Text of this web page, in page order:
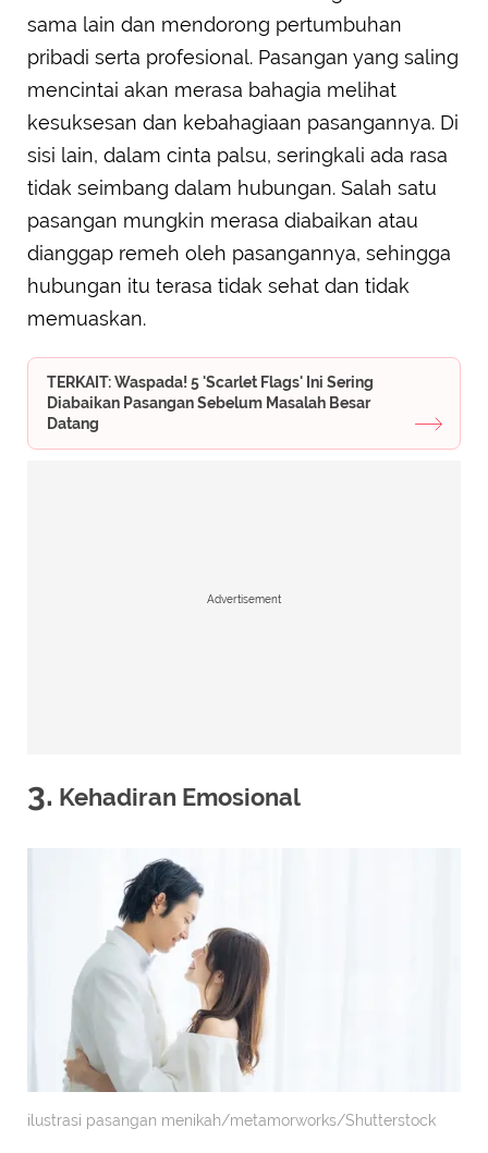
sama lain dan mendorong pertumbuhan
pribadi serta profesional. Pasangan yang saling
mencintai akan merasa bahagia melihat
kesuksesan dan kebahagiaan pasangannya. Di
sisi lain, dalam cinta palsu, seringkali ada rasa
tidak seimbang dalam hubungan. Salah satu
pasangan mungkin merasa diabaikan atau
dianggap remeh oleh pasangannya, sehingga
hubungan itu terasa tidak sehat dan tidak
memuaskan.
TERKAIT: Waspada! 5 'Scarlet Flags' Ini Sering
Diabaikan Pasangan Sebelum Masalah Besar
Datang
Advertisement
3. Kehadiran Emosional
ilustrasi pasangan menikah/metamorworks/Shutterstock